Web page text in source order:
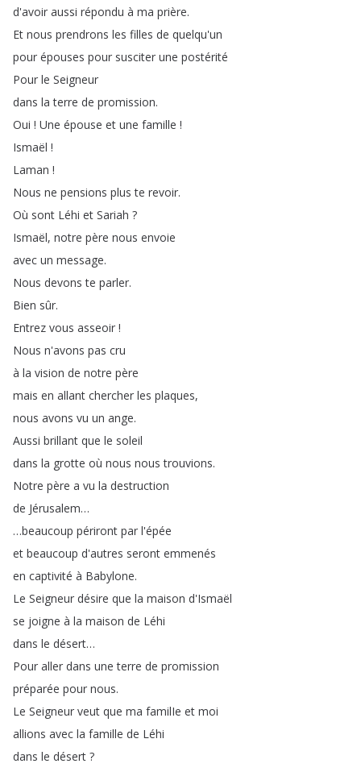
d'avoir aussi répondu à ma prière.
Et nous prendrons les filles de quelqu'un
pour épouses pour susciter une postérité
Pour le Seigneur
dans la terre de promission.
Oui ! Une épouse et une famille !
Ismaël !
Laman !
Nous ne pensions plus te revoir.
Où sont Léhi et Sariah ?
Ismaël, notre père nous envoie
avec un message.
Nous devons te parler.
Bien sûr.
Entrez vous asseoir !
Nous n'avons pas cru
à la vision de notre père
mais en allant chercher les plaques,
nous avons vu un ange.
Aussi brillant que le soleil
dans la grotte où nous nous trouvions.
Notre père a vu la destruction
de Jérusalem…
…beaucoup périront par l'épée
et beaucoup d'autres seront emmenés
en captivité à Babylone.
Le Seigneur désire que la maison d'Ismaël
se joigne à la maison de Léhi
dans le désert…
Pour aller dans une terre de promission
préparée pour nous.
Le Seigneur veut que ma familIe et moi
allions avec la famille de Léhi
dans le désert ?